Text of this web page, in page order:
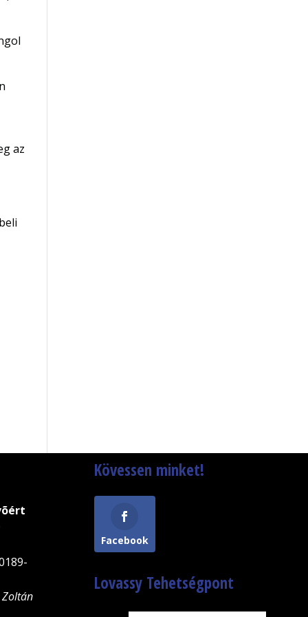
az
Zoltán
Kövessen minket!
Facebook
Lovassy Tehetségpont